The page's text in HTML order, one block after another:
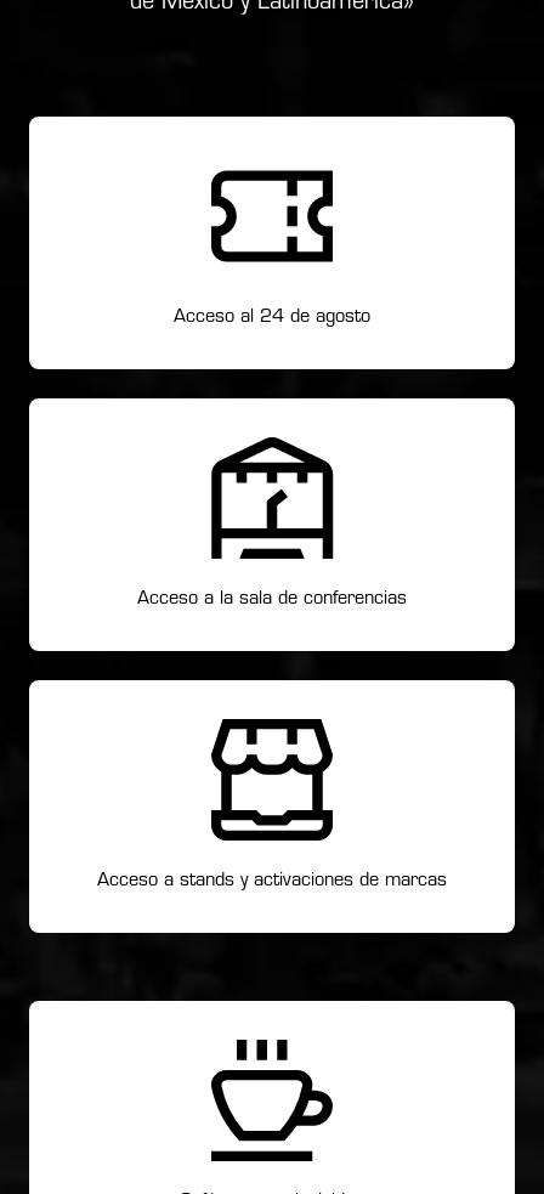
Acceso al 24 de agosto
Acceso a la sala de conferencias
Acceso a stands y activaciones de marcas